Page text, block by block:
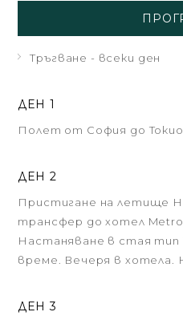
Тръгване - всеки ден
ДЕН 1
Полет от София до Токио
ДЕН 2
Пристигане на летище
трансфер до хотел
Настаняване в стая тип
време. Вечеря в хотела.
ДЕН 3